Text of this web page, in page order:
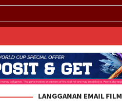
LANGGANAN EMAIL FILM